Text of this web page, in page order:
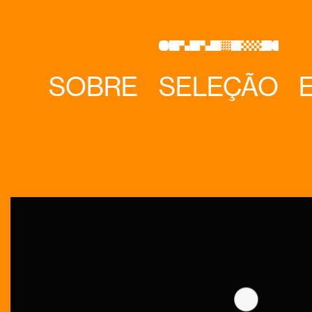
SOBRE SELEÇÃO